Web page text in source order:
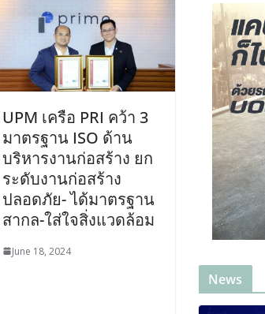
UPM เครือ PRI คว้า 3
มาตรฐาน ISO ด้าน
บริหารงานก่อสร้าง ยก
ระดับงานก่อสร้าง
ปลอดภัย- ได้มาตรฐาน
สากล-ใส่ใจสิ่งแวดล้อม
June 18, 2024
News